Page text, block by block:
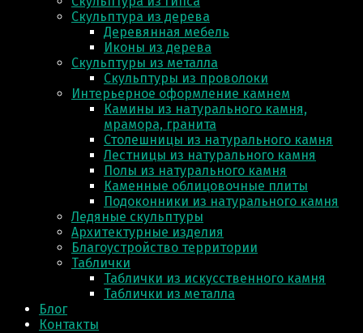
Скульптура из деревa
Деревянная мебель
Иконы из дерева
Скульптуры из металла
Скульптуры из проволоки
Интерьерное оформление камнем
Камины из натурального камня,
мрамора, гранита
Столешницы из натурального камня
Лестницы из натурального камня
Полы из натурального камня
Каменные облицовочные плиты
Подоконники из натурального камня
Ледяные скульптуры
Архитектурные изделия
Благоустройство территории
Таблички
Таблички из искусственного камня
Таблички из металла
Блог
Контакты